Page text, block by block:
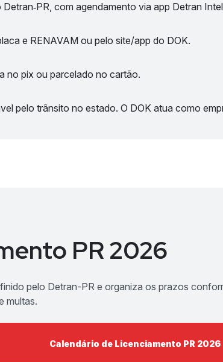
Detran‑PR, com agendamento via app Detran
e RENAVAM ou pelo site/app do DOK.
no pix ou parcelado no cartão.
pelo trânsito no estado. O DOK atua como
PR 2026
pelo Detran-PR e organiza os prazos
multas.
Calendário de Licenciamento PR 2026